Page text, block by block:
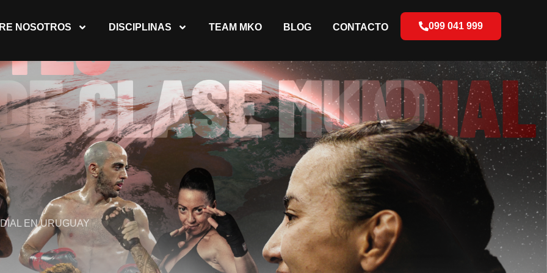
NOSOTROS DISCIPLINAS TEAM MKO BLOG CONTACTO 099 041 999
EN URUGUAY
MKO